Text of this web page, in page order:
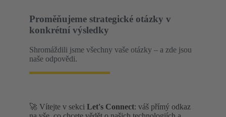
Proměňujeme strategické otázky v
konkrétní výsledky
Shromáždili jsme všechny vaše otázky – a zde jsou
naše odpovědi.
🚀 Vítejte v sekci Let's Connect: váš přímý odkaz